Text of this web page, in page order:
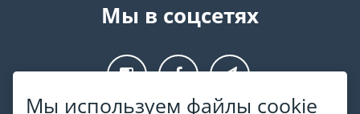
Мы используем файлы cookie
Мы в соцсетях